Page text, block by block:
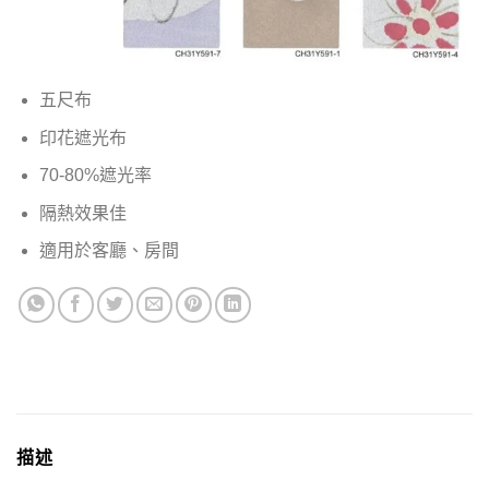
五尺布
印花遮光布
70-80%遮光率
隔熱效果佳
適用於客廳、房間
描述